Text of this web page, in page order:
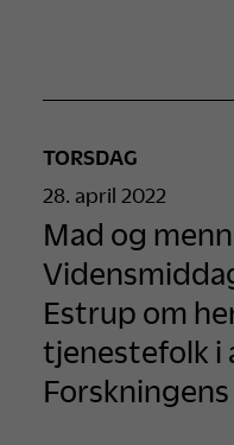
TORSDAG
28. april 2022
Mad og
Estrup om
tjenestefolk i